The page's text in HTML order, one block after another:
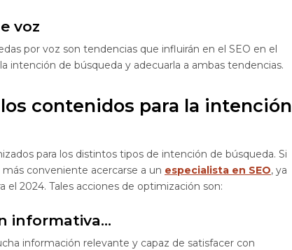
voz
por voz son tendencias que influirán en el SEO en el
de búsqueda y adecuarla a ambas tendencias.
contenidos para la intención
para los distintos tipos de intención de búsqueda. Si
conveniente acercarse a un especialista en SEO, ya
el 2024. Tales acciones de optimización son:
informativa…
información relevante y capaz de satisfacer con